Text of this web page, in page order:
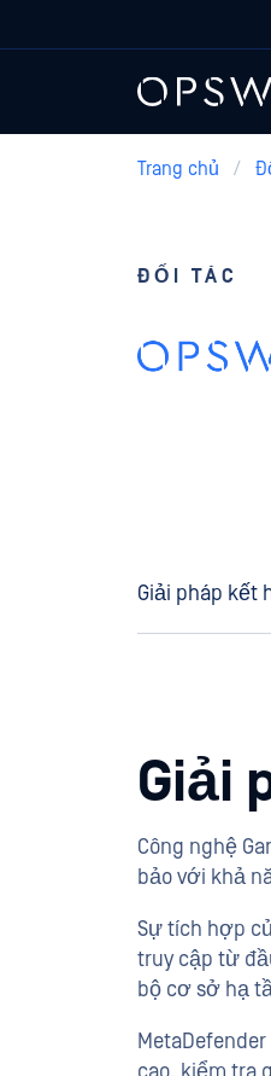
Trang chủ /
ĐỐI TÁC
Giải pháp kết
Giải
Công nghệ
bảo với khả
Sự tích hợp
truy cập từ
bộ cơ sở hạ